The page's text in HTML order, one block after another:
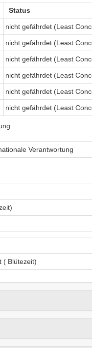
Status
nicht gefährdet (Least
nicht gefährdet (Least
nicht gefährdet (Least
nicht gefährdet (Least
nicht gefährdet (Least
nicht gefährdet (Least
Verantwortung
( Blütezeit)